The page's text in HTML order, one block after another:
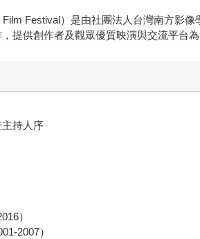
Film Festival）是由社團法人台灣南方影
提供創作者及觀眾優質映演與交流平台為
持人序
）
2007）